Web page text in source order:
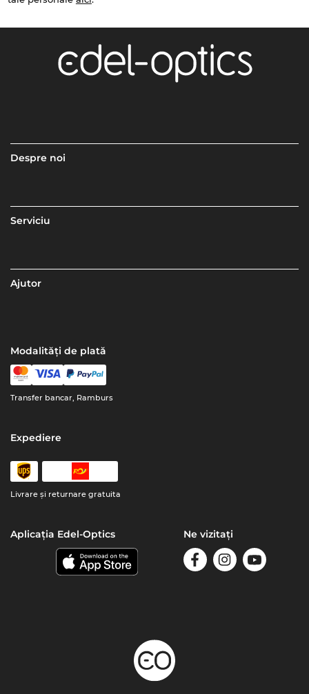
Despre noi
Serviciu
Ajutor
Modalități de plată
Transfer bancar, Ramburs
Expediere
Livrare şi returnare gratuita
Aplicația Edel-Optics Ne vizitați